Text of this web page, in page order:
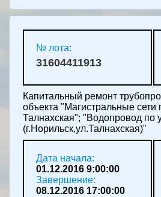
№ лота:
31604411913
Капитальный ремонт
объекта "Магистральные сети
Талнахская"; "Водопровод по
(г.Норильск,ул.Талнахская)"
Дата начала:
01.12.2016 9:00:00
Завершение:
08.12.2016 17:00:00